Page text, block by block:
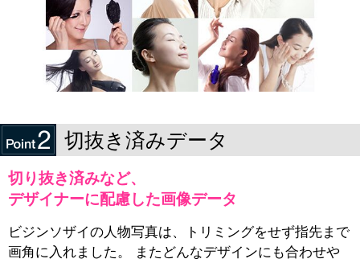
切抜き済みデータ
切り抜き済みなど、
デザイナーに配慮した画像データ
ビジンソザイの人物写真は、トリミングをせず指先まで
画角に入れました。 またどんなデザインにも合わせや